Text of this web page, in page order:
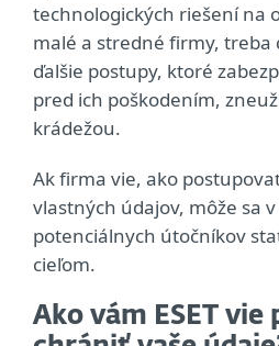
technologických riešení na
malé a stredné firmy, treba
ďalšie postupy, ktoré
pred ich poškodením,
krádežou.
Ak firma vie, ako
vlastných údajov, môže sa
potenciálnych útočníkov
cieľom.
Ako vám ESET vie